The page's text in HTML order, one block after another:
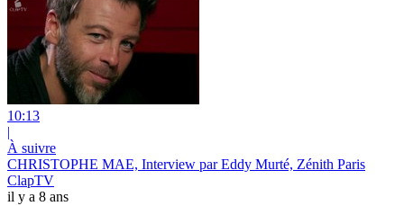
10:13
|
À suivre
CHRISTOPHE MAE, Interview par Eddy Murté, Zénith Paris
ClapTV
il y a 8 ans